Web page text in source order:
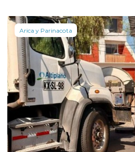
Arica y Parinacota